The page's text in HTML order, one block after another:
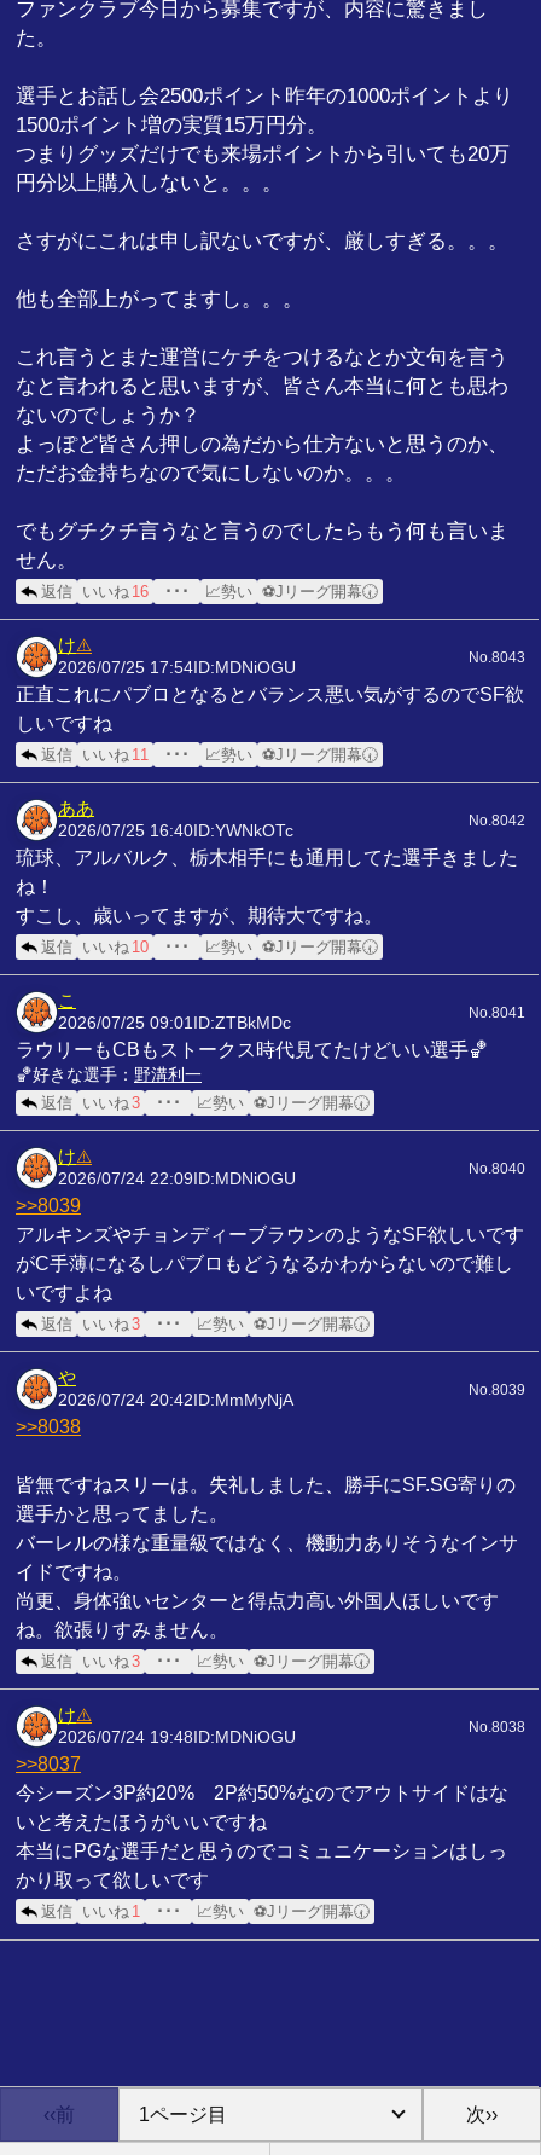
ファンクラブ今日から募集ですが、内容に驚きまし
た。
選手とお話し会2500ポイント昨年の1000ポイントより
1500ポイント増の実質15万円分。
つまりグッズだけでも来場ポイントから引いても20万
円分以上購入しないと。。。
さすがにこれは申し訳ないですが、厳しすぎる。。。
他も全部上がってますし。。。
これ言うとまた運営にケチをつけるなとか文句を言う
なと言われると思いますが、皆さん本当に何とも思わ
ないのでしょうか？
よっぽど皆さん押しの為だから仕方ないと思うのか、
ただお金持ちなので気にしないのか。。。
でもグチクチ言うなと言うのでしたらもう何も言いま
せん。
返信 いいね 16 ･･･ 📈勢い ⚽Jリーグ開幕🕢
け⚠️
2026/07/25 17:54 ID:MDNiOGU
No.8043
正直これにパブロとなるとバランス悪い気がするのでSF欲
しいですね
返信 いいね 11 ･･･ 📈勢い ⚽Jリーグ開幕🕢
ああ
2026/07/25 16:40 ID:YWNkOTc
No.8042
琉球、アルバルク、栃木相手にも通用してた選手きました
ね！
すこし、歳いってますが、期待大ですね。
返信 いいね 10 ･･･ 📈勢い ⚽Jリーグ開幕🕢
こ
2026/07/25 09:01 ID:ZTBkMDc
No.8041
ラウリーもCBもストークス時代見てたけどいい選手🏀
🏀好きな選手： 野溝利一
返信 いいね3 ･･･ 📈勢い ⚽Jリーグ開幕🕢
け⚠️
2026/07/24 22:09 ID:MDNiOGU
No.8040
>>8039
アルキンズやチョンディーブラウンのようなSF欲しいです
がC手薄になるしパブロもどうなるかわからないので難し
いですよね
返信 いいね3 ･･･ 📈勢い ⚽Jリーグ開幕🕢
や
2026/07/24 20:42 ID:MmMyNjA
No.8039
>>8038
皆無ですねスリーは。失礼しました、勝手にSF.SG寄りの
選手かと思ってました。
バーレルの様な重量級ではなく、機動力ありそうなインサ
イドですね。
尚更、身体強いセンターと得点力高い外国人ほしいです
ね。欲張りすみません。
返信 いいね3 ･･･ 📈勢い ⚽Jリーグ開幕🕢
け⚠️
2026/07/24 19:48 ID:MDNiOGU
No.8038
>>8037
今シーズン3P約20% 2P約50%なのでアウトサイドはな
いと考えたほうがいいですね
本当にPGな選手だと思うのでコミュニケーションはしっ
かり取って欲しいです
返信 いいね 1 ･･･ 📈勢い ⚽Jリーグ開幕🕢
‹‹前 次››